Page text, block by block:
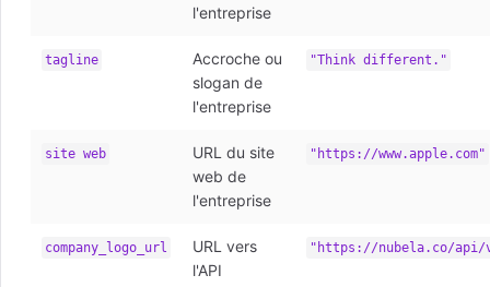
l'entreprise
tagline
Accroche ou
slogan de
l'entreprise
"Think different."
site web
URL du site
web de
l'entreprise
"https://www.apple.com"
company_logo_url
URL vers
l'API
"https://nubela.co/api/v1/